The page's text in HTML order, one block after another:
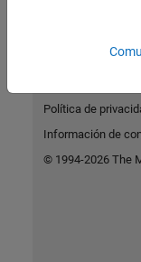
Política de
Información de
© 1994-2026 The